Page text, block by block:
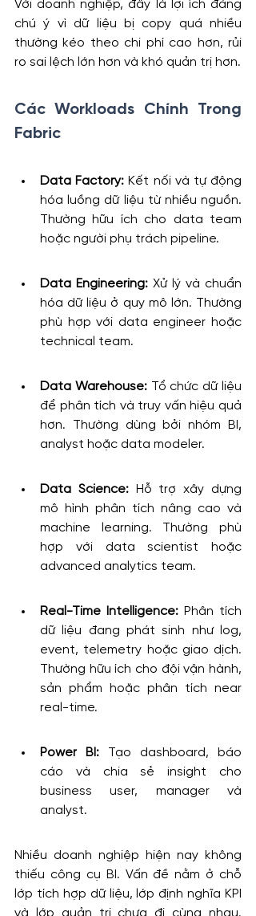
Với doanh nghiệp, đây là lợi ích đáng
chú ý vì dữ liệu bị copy quá nhiều
thường kéo theo chi phí cao hơn, rủi
ro sai lệch lớn hơn và khó quản trị hơn.
Các Workloads Chính Trong
Fabric
Data Factory: Kết nối và tự động
hóa luồng dữ liệu từ nhiều nguồn.
Thường hữu ích cho data team
hoặc người phụ trách pipeline.
Data Engineering: Xử lý và chuẩn
hóa dữ liệu ở quy mô lớn. Thường
phù hợp với data engineer hoặc
technical team.
Data Warehouse: Tổ chức dữ liệu
để phân tích và truy vấn hiệu quả
hơn. Thường dùng bởi nhóm BI,
analyst hoặc data modeler.
Data Science: Hỗ trợ xây dựng
mô hình phân tích nâng cao và
machine learning. Thường phù
hợp với data scientist hoặc
advanced analytics team.
Real-Time Intelligence: Phân tích
dữ liệu đang phát sinh như log,
event, telemetry hoặc giao dịch.
Thường hữu ích cho đội vận hành,
sản phẩm hoặc phân tích near
real-time.
Power BI: Tạo dashboard, báo
cáo và chia sẻ insight cho
business user, manager và
analyst.
Nhiều doanh nghiệp hiện nay không
thiếu công cụ BI. Vấn đề nằm ở chỗ
lớp tích hợp dữ liệu, lớp định nghĩa KPI
và lớp quản trị chưa đi cùng nhau.